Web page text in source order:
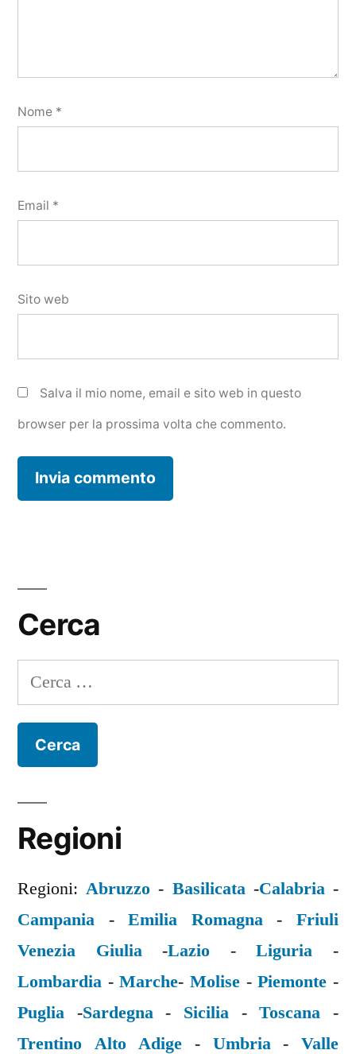
Nome *
Email *
Sito web
Salva il mio nome, email e sito web in questo
browser per la prossima volta che commento.
Cerca
Ricerca
per:
Regioni
Regioni:Abruzzo - Basilicata-Calabria-
Campania -Emilia Romagna-Friuli
Venezia Giulia-Lazio -Liguria -
Lombardia -Marche-Molise -Piemonte -
Puglia -Sardegna- Sicilia -Toscana -
Trentino Alto Adige - Umbria-Valle